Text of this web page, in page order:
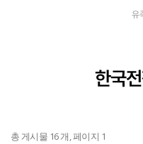
유
한국
총 게시물 16 개, 페이지 1